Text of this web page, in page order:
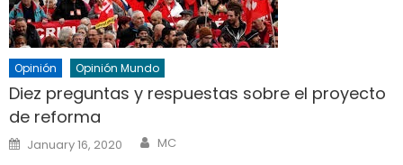
Opinión Opinión Mundo
Diez preguntas y respuestas sobre el proyecto
de reforma
Posted
on
January 16, 2020 Author
MC